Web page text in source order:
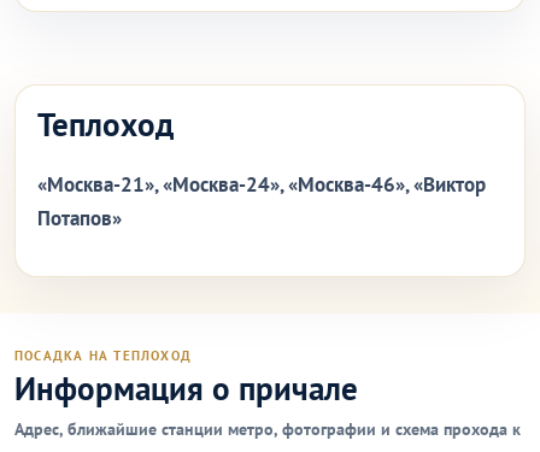
Теплоход
«Москва-21», «Москва-24», «Москва-46», «Виктор
Потапов»
ПОСАДКА НА ТЕПЛОХОД
Информация о причале
Адрес, ближайшие станции метро, фотографии и схема прохода к